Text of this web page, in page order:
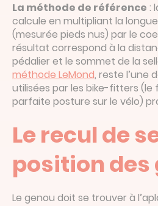
La méthode de référence :
calcule en multipliant la
(mesurée pieds nus) par le
résultat correspond à la
pédalier et le sommet de la
méthode LeMond, reste l’une
utilisées par les bike-fitters (le
parfaite posture sur le vélo)
Le recul de
position des
Le genou doit se trouver à